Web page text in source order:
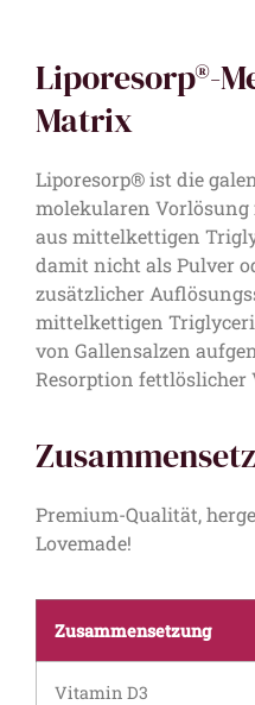
Liporesorp®-
Matrix
Liporesorp® ist die
molekularen
aus mittelkettigen
damit nicht als Pulver
zusätzlicher
mittelkettigen
von Gallensalzen
Resorption fettlöslicher
Premium-Qualität,
Lovemade!
Zusammensetzung
Vitamin D3